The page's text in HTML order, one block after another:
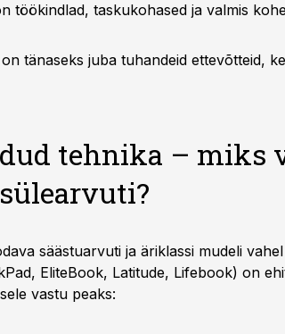
töökindlad, taskukohased ja valmis
on tänaseks juba tuhandeid ettevõtteid,
tehnika – miks
säästuarvuti ja äriklassi mudeli
EliteBook, Latitude, Lifebook) on
vastu peaks: